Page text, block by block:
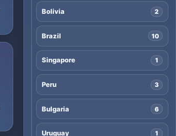
Bolivia 2
Brazil 10
Singapore 1
Peru 3
Bulgaria 6
Uruguay 1